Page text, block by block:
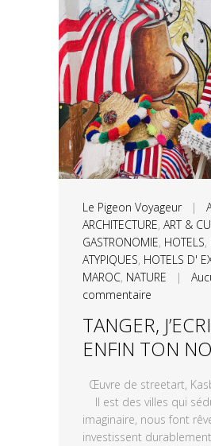
Le Pigeon Voyageur|
ARCHITECTURE, ART &
GASTRONOMIE, HOTELS,
ATYPIQUES, HOTELS D'
MAROC, NATURE |
commentaire
TANGER,
ENFIN TON
Œuvre de streetart,
Il est des villes qui
imaginaire, nous font
investissent